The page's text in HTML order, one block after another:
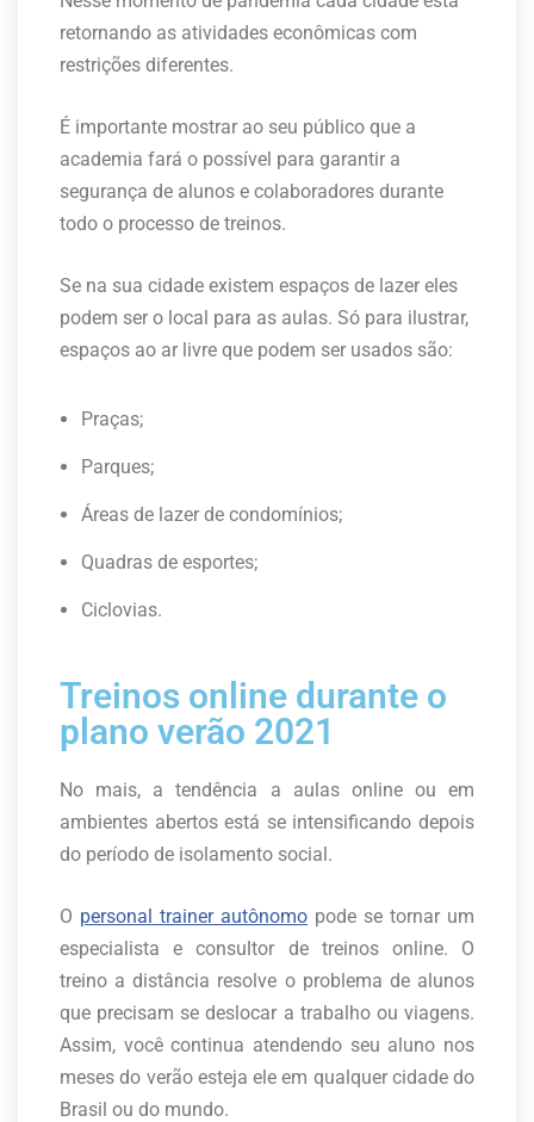
retornando as atividades econômicas com
restrições diferentes.
É importante mostrar ao seu público que a
academia fará o possível para garantir a
segurança de alunos e colaboradores durante
todo o processo de treinos.
Se na sua cidade existem espaços de lazer eles
podem ser o local para as aulas. Só para ilustrar,
espaços ao ar livre que podem ser usados são:
Praças;
Parques;
Áreas de lazer de condomínios;
Quadras de esportes;
Ciclovias.
Treinos online durante o
plano verão 2021
No mais, a tendência a aulas online ou em
ambientes abertos está se intensificando depois
do período de isolamento social.
O personal trainer autônomo pode se tornar um
especialista e consultor de treinos online. O
treino a distância resolve o problema de alunos
que precisam se deslocar a trabalho ou viagens.
Assim, você continua atendendo seu aluno nos
meses do verão esteja ele em qualquer cidade do
Brasil ou do mundo.